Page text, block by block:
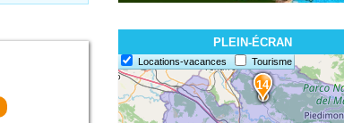
PLEIN-ÉCRAN
Locations-vacances Tourisme
14